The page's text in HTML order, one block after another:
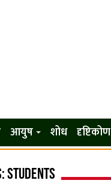
आयुष शोध दृष्टिकोण
students